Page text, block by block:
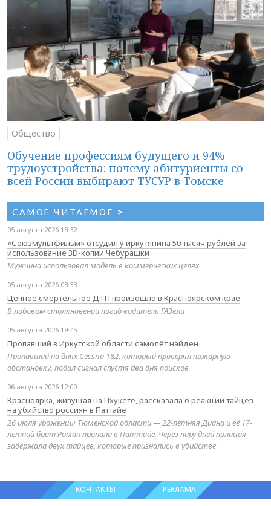
Общество
Обучение профессиям будущего и 94%
трудоустройства: почему абитуриенты со
всей России выбирают ТУСУР в Томске
САМОЕ ЧИТАЕМОЕ >
05 августа 2026 18:32
«Союзмультфильм» отсудил у иркутянина 50 тысяч рублей за
использование 3D-копии Чебурашки
Мужчина использовал модель в коммерческих целях
05 августа 2026 08:33
Цепное смертельное ДТП произошло в Красноярском крае
В лобовом столкновении погиб водитель ГАЗели
05 августа 2026 19:45
Пропавший в Иркутской области самолёт найден
Пропавший на днях Cessna 182, который проверял пожарную
обстановку, подал сигнал спустя два дня поисков
06 августа 2026 12:00
Красноярка, живущая на Пхукете, рассказала о реакции тайцев
на убийство россиян в Паттайе
26 июля уроженцы Тюменской области — 22-летняя Диана и её 17-
летний брат Роман пропали в Паттайе. Через пару дней полиция
задержала двух тайцев, которые признались в убийстве
КОНТАКТЫ РЕКЛАМА